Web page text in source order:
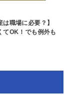
は職場に必要？】
てOK！でも例外も